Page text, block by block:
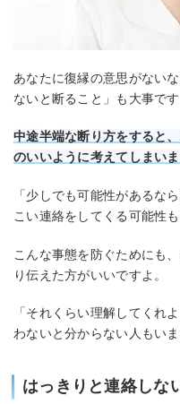
あなたに復縁の意思がない
ないと断ること」も大事です
中途半端な断り方をすると
のいいように考えてしまいま
「少しでも可能性があるな
こい連絡をしてくる可能性も
こんな事態を防ぐためにも
り伝えた方がいいですよ。
「それくらい理解してくれ
わないと分からない人もいま
はっきりと連絡しな